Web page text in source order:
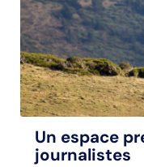
Un espace
journalistes